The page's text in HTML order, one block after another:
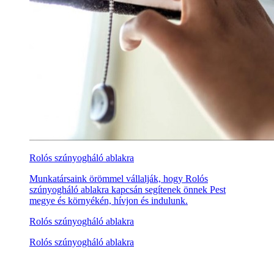
Rolós szúnyogháló ablakra
Munkatársaink örömmel vállalják, hogy Rolós
szúnyogháló ablakra kapcsán segítenek önnek Pest
megye és környékén, hívjon és indulunk.
Rolós szúnyogháló ablakra
Rolós szúnyogháló ablakra